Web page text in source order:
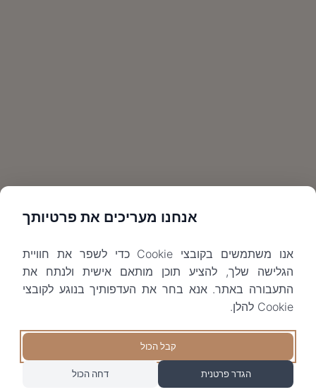
אנחנו מעריכים את פרטיותך
אנו משתמשים בקובצי Cookie כדי לשפר את חוויית
הגלישה שלך, להציע תוכן מותאם אישית ולנתח את
התעבורה באתר. אנא בחר את העדפותיך בנוגע לקובצי
Cookie להלן.
קבל הכול
הגדר פרטנית דחה הכול